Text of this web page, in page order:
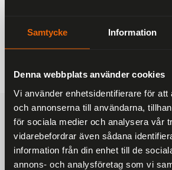
Samtycke Information
Denna webbplats använder cookies
Vi använder enhetsidentifierare för att
och annonserna till användarna,
för sociala medier och analysera vår
vidarebefordrar även sådana
information från din enhet till de
annons- och analysföretag som vi
187 kr
249 kr
FRAKTFRITT
På alla ordrar över 2000 kr
1-3 DAGAR LEVERANS
Inom Sverige med DHL